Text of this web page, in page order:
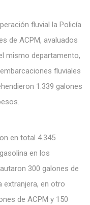
fluvial la Policía
de ACPM, avaluados
mismo departamento,
fluviales
1.339 galones
en total 4.345
en los
300 galones de
extranjera, en otro
de ACPM y 150